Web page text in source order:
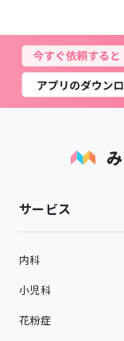
サービス
内科
小児科
花粉症